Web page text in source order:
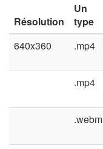
Résolution
Un
type
640x360
.mp4
.mp4
.webm